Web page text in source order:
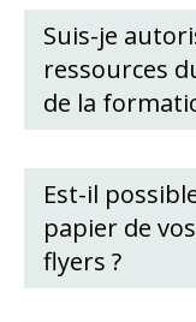
Suis-je
ressources
de la
Est-il
papier de
flyers ?